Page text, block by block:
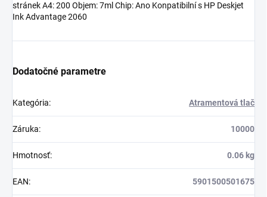
stránek A4: 200 Objem: 7ml Chip: Ano Konpatibilní s HP Deskjet
Ink Advantage 2060
Dodatočné parametre
Kategória: Atramentová tlač
Záruka: 10000
Hmotnosť: 0.06 kg
EAN: 5901500501675